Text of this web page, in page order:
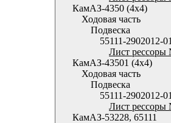
КамАЗ-4350 (4х4)
Ходовая часть
Подвеска
55111-2902012-
Лист рессоры
КамАЗ-43501 (4х4)
Ходовая часть
Подвеска
55111-2902012-
Лист рессоры
КамАЗ-53228, 65111